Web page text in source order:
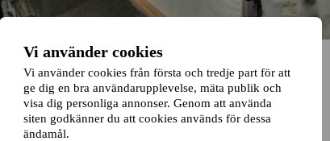
Vi använder cookies
Vi använder cookies från första och tredje part för att
ge dig en bra användarupplevelse, mäta publik och
visa dig personliga annonser. Genom att använda
siten godkänner du att cookies används för dessa
ändamål.